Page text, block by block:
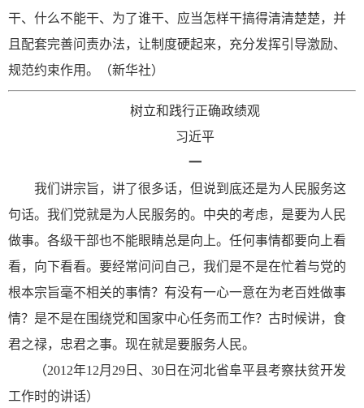
干、什么不能干、为了谁干、应当怎样干搞得清清楚楚，并
且配套完善问责办法，让制度硬起来，充分发挥引导激励、
规范约束作用。（新华社）
树立和践行正确政绩观
习近平
一
我们讲宗旨，讲了很多话，但说到底还是为人民服务这
句话。我们党就是为人民服务的。中央的考虑，是要为人民
做事。各级干部也不能眼睛总是向上。任何事情都要向上看
看，向下看看。要经常问问自己，我们是不是在忙着与党的
根本宗旨毫不相关的事情？有没有一心一意在为老百姓做事
情？是不是在围绕党和国家中心任务而工作？古时候讲，食
君之禄，忠君之事。现在就是要服务人民。
（2012年12月29日、30日在河北省阜平县考察扶贫开发
工作时的讲话）